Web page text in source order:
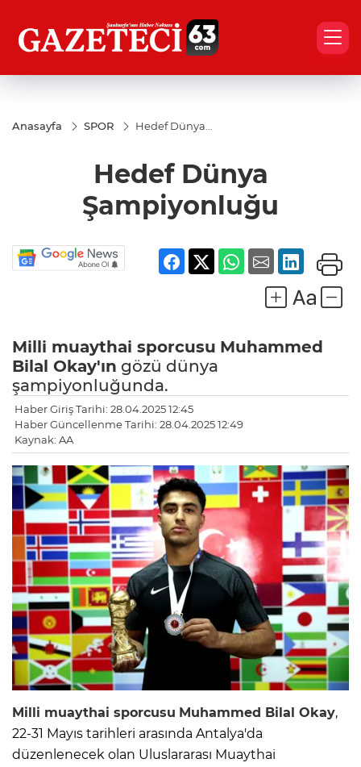
Anasayfa SPOR
Hedef Dünya
Hedef Dünya
Şampiyonluğu
Milli muaythai sporcusu Muhammed
Bilal Okay'ın gözü dünya
şampiyonluğunda.
Haber Giriş Tarihi: 28.04.2025 12:45
Haber Güncellenme Tarihi: 28.04.2025 12:49
Kaynak: AA
Milli muaythai sporcusu Muhammed Bilal Okay,
22-31 Mayıs tarihleri arasında Antalya'da
düzenlenecek olan Uluslararası Muaythai